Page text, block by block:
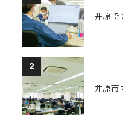
井原で
2
井原市